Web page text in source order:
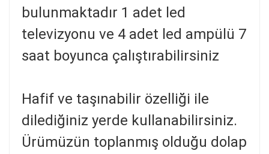
bulunmaktadır 1 adet led
televizyonu ve 4 adet led ampülü 7
saat boyunca çalıştırabilirsiniz
Hafif ve taşınabilir özelliği ile
dilediğiniz yerde kullanabilirsiniz.
Ürümüzün toplanmış olduğu dolap